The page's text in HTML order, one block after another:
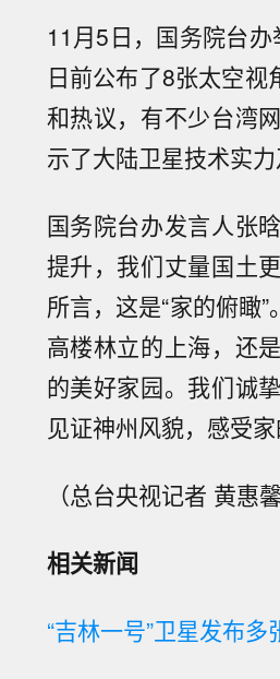
11月5日，国务院台
日前公布了8张太空
和热议，有不少台湾
示了大陆卫星技术实
国务院台办发言人张
提升，我们丈量国土
所言，这是“家的俯瞰
高楼林立的上海，还
的美好家园。我们诚
见证神州风貌，感受家
（总台央视记者 黄惠
相关新闻
“吉林一号”卫星发布